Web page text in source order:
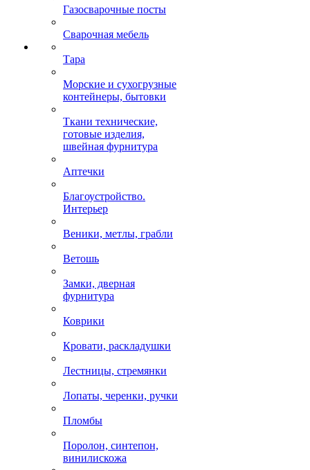
Газосварочные посты
Сварочная мебель
Тара
Морские и сухогрузные
контейнеры, бытовки
Ткани технические,
готовые изделия,
швейная фурнитура
Аптечки
Благоустройство.
Интерьер
Веники, метлы, грабли
Ветошь
Замки, дверная
фурнитура
Коврики
Кровати, раскладушки
Лестницы, стремянки
Лопаты, черенки, ручки
Пломбы
Поролон, синтепон,
винилискожа